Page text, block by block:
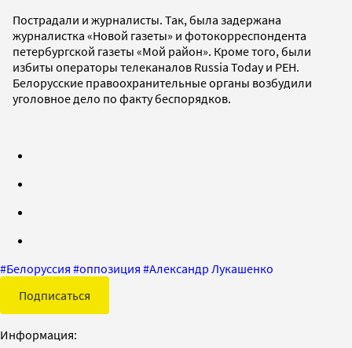
Пострадали и журналисты. Так, была задержана
журналистка «Новой газеты» и фотокорреспондента
петербургской газеты «Мой район». Кроме того, были
избиты операторы телеканалов Russia Today и РЕН.
Белорусские правоохранительные органы возбудили
уголовное дело по факту беспорядков.
#Белоруссия #оппозиция #Александр Лукашенко
Подписаться
Информация: